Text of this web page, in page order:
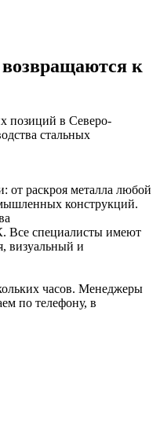
к
позиций в Северо-
стальных
от раскроя металла любой
конструкций.
Все специалисты имеют
визуальный и
часов. Менеджеры
по телефону, в